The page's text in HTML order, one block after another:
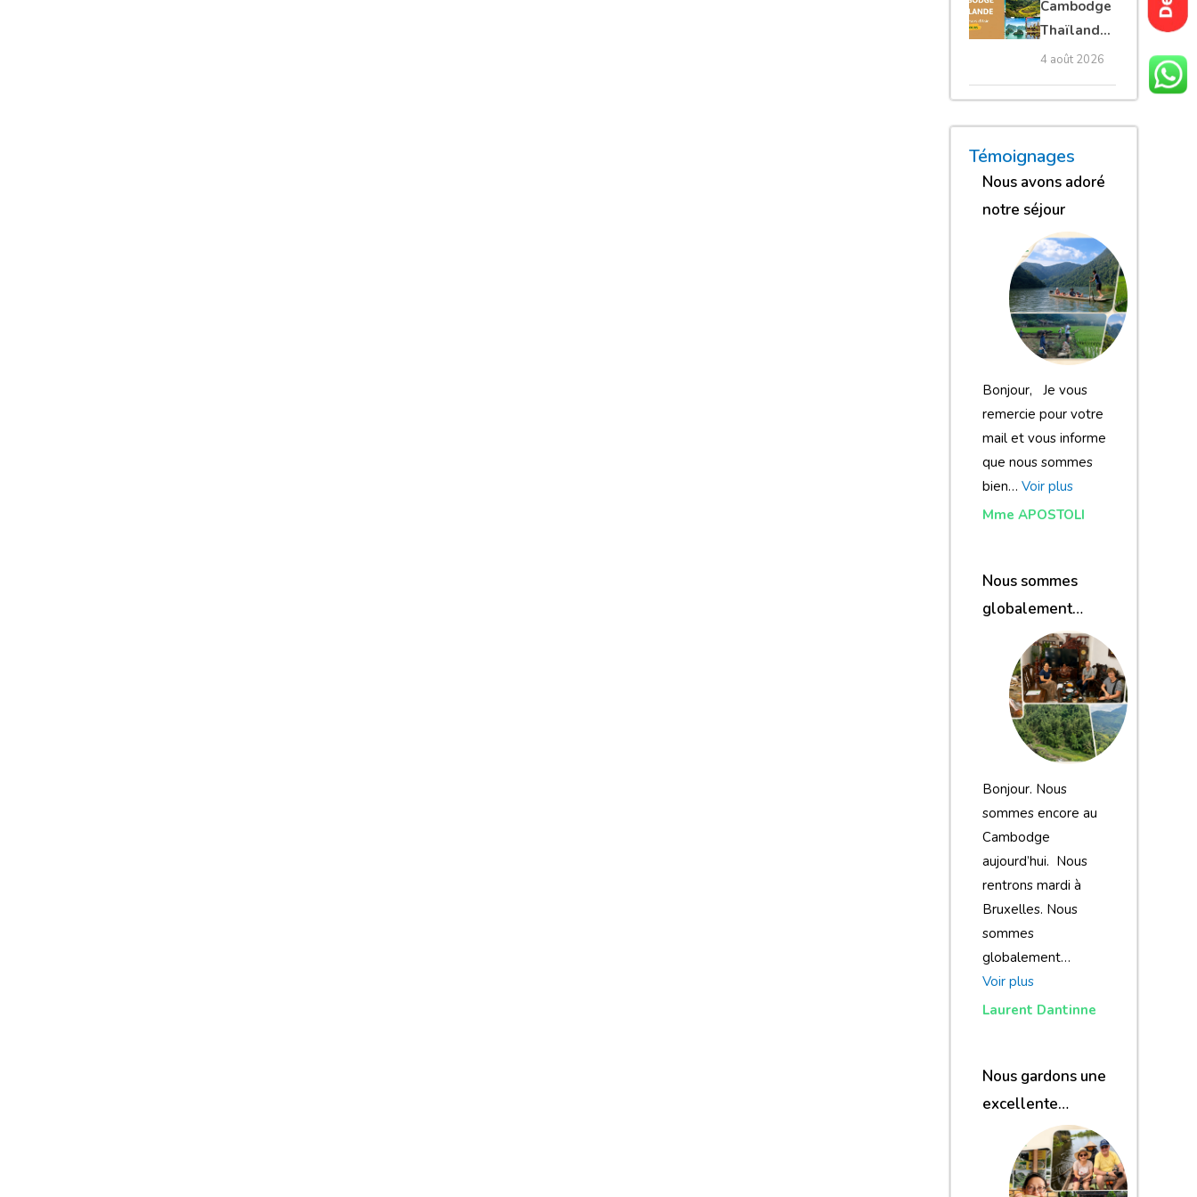
privé
Cambodge
Thaïlande
35 jours :
trésors
d’Asie
4 août 2026
Témoignages
Nous avons adoré
notre séjour
Bonjour, Je vous
remercie pour votre
mail et vous informe
que nous sommes
bien… Voir plus
« Nous avons adoré
Mme APOSTOLI
Nous sommes
globalement
satisfaits du
voyage
Bonjour. Nous
sommes encore au
Cambodge
aujourd’hui. Nous
rentrons mardi à
Bruxelles. Nous
sommes
globalement…
Voir plus
« Nous sommes
Laurent Dantinne
Nous gardons une
excellente
impression de
notre voyage et de
votre agence
« Nous gardons une